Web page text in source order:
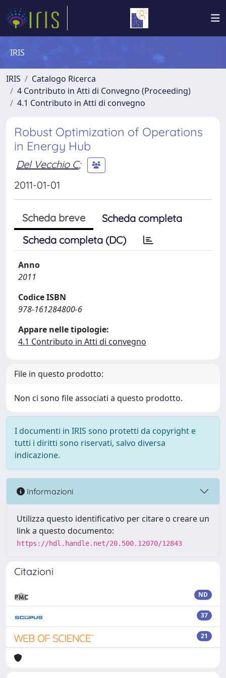
IRIS
IRIS
Catalogo Ricerca
4 Contributo in Atti di Convegno (Proceeding)
4.1 Contributo in Atti di convegno
Robust Optimization of Operations
in Energy Hub
Del Vecchio C;
2011-01-01
Scheda breve
Scheda completa
Scheda completa (DC)
Anno
2011
Codice ISBN
978-161284800-6
Appare nelle tipologie:
4.1 Contributo in Atti di convegno
File in questo prodotto:
Non ci sono file associati a questo prodotto.
I documenti in IRIS sono protetti da copyright e
tutti i diritti sono riservati, salvo diversa
indicazione.
Informazioni
Utilizza questo identificativo per citare o creare un
link a questo documento:
https://hdl.handle.net/20.500.12070/12843
Citazioni
ND
37
21